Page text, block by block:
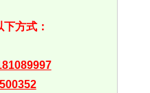
方式：